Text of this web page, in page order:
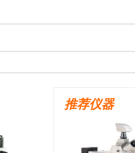
推荐仪器